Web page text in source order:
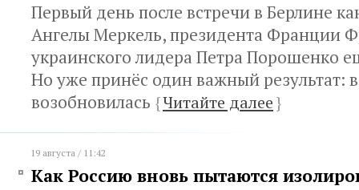
Первый день после встречи в Берлине
Ангелы Меркель, президента Франции
украинского лидера Петра Порошенко
Но уже принёс один важный результат:
возобновилась {Читайте далее}
19 августа / 11:42
Как Россию вновь пытаются